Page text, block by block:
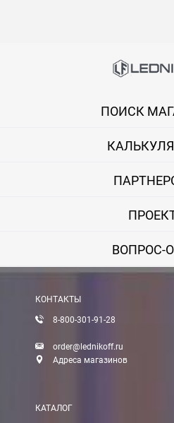
При заказе от 7000 руб.
При заказе менее 7000 руб.
БЕСПЛАТНАЯ доставка при
Мы можем доставить ваши
Транспортные компании
Доставка до ТК от 7000 руб.
Стоимость доставки ТК до
ПОИСК
ВОПРОС-
КОНТАКТЫ
8-800-301-91-28
order@lednikoff.ru
Адреса магазинов
КАТАЛОГ